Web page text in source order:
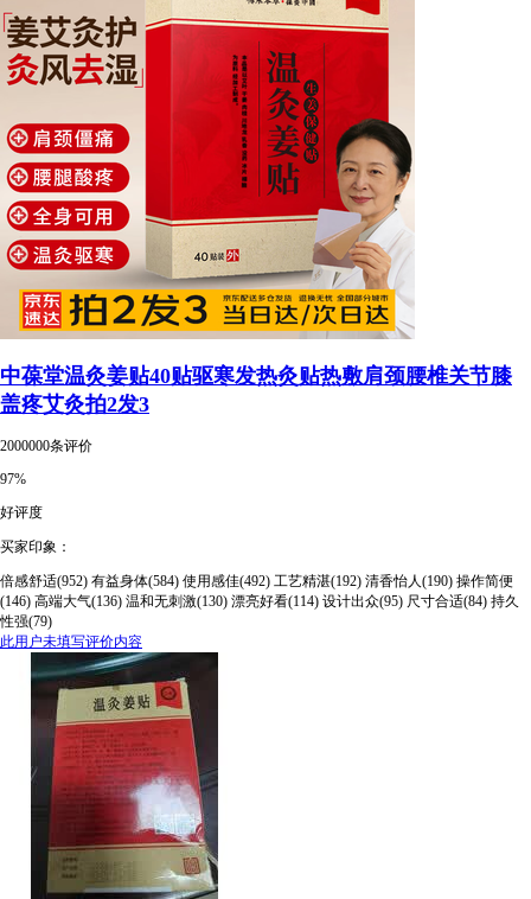
中葆堂温灸姜贴40贴驱寒发热灸贴热敷肩颈腰椎关节膝
盖疼艾灸拍2发3
2000000条评价
97%
好评度
买家印象：
倍感舒适(952) 有益身体(584) 使用感佳(492) 工艺精湛(192) 清香怡人(190) 操作简便
(146) 高端大气(136) 温和无刺激(130) 漂亮好看(114) 设计出众(95) 尺寸合适(84) 持久
性强(79)
此用户未填写评价内容